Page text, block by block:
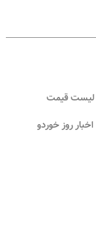
لیست قیمت
اخبار روز خوردو